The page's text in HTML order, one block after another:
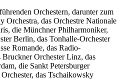
Orchestern, darunter zum
Orchestra, das Orchestre Nationale
die Münchner Philharmoniker,
Berlin, das Tonhalle-Orchester
Romande, das Radio-
Bruckner Orchester Linz, das
die Sankt Petersburger
das Tschaikowsky